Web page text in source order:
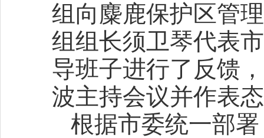
组向麋鹿保护区管
组组长须卫琴代表
导班子进行了反馈
波主持会议并作表
根据市委统一部